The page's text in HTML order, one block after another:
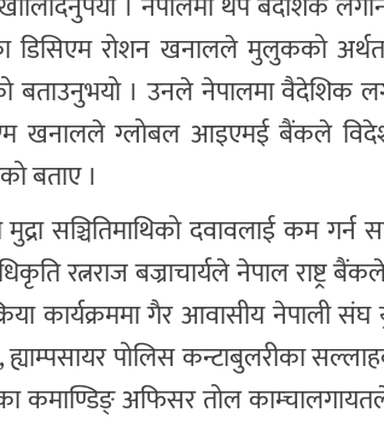
डिसिएम रोशन खनालले मुलुकको
। उनले नेपालमा वैदेशिक
ग्लोबल आइएमई बैंकले विदेशी
बताए ।
दवावलाई कम गर्न
रत्नराज बज्राचार्यले नेपाल राष्ट्र
कार्यक्रममा गैर आवासीय नेपाली
पोलिस कन्टाबुलरीका
कमाण्डिङ् अफिसर तोल